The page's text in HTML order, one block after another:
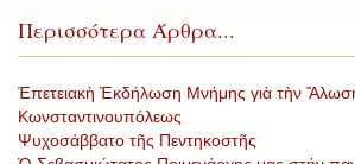
Περισσότερα Άρθρα...
Ἐπετειακὴ Ἐκδήλωση Μνήμης γιὰ τὴν
Κωνσταντινουπόλεως
Ψυχοσάββατο τῆς Πεντηκοστῆς